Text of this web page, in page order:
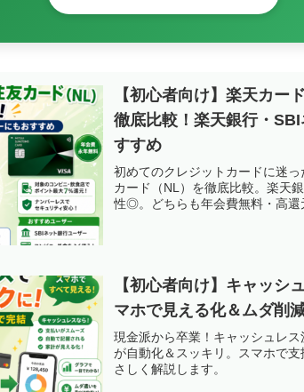
【初心者向け】楽天カー
徹底比較！楽天銀行・
すすめ
初めてのクレジットカードに迷
カード（NL）を徹底比較。楽天
性◎。どちらも年会費無料・高還
【初心者向け】キャッシ
マホで見える化＆ムダ削減
現金派から卒業！キャッシュレ
が自動化＆スッキリ。スマホで
さしく解説します。